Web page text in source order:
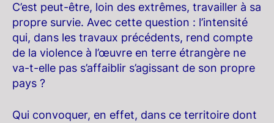
C’est peut-être, loin des extrêmes, travailler à sa
propre survie. Avec cette question : l’intensité
qui, dans les travaux précédents, rend compte
de la violence à l’œuvre en terre étrangère ne
va-t-elle pas s’affaiblir s’agissant de son propre
pays ?
Qui convoquer, en effet, dans ce territoire dont